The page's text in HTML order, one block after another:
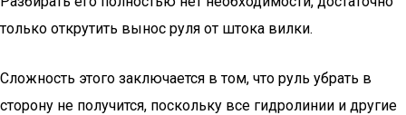
только открутить вынос руля от штока вилки.
Сложность этого заключается в том, что руль убрать в
сторону не получится, поскольку все гидролинии и другие